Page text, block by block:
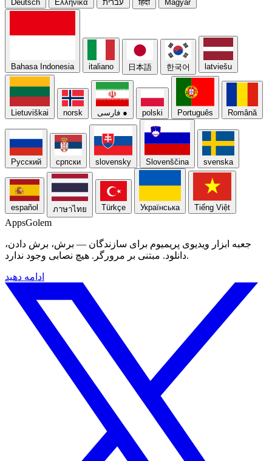
Deutsch Ελληνικά עברית हिंदी Magyar
Bahasa Indonesia italiano 日本語 한국어 latviešu
Lietuviškai norsk فارسی ● polski Português Română
Русский српски slovensky Slovenščina svenska
español ภาษาไทย Türkçe Українська Tiếng Việt
AppsGolem
جعبه ابزار ویدیوی پریمیوم برای سازندگان — برش، برش دادن،
دانلود. مبتنی بر مرورگر. هیچ نصابی وجود ندارد.
ادامه دهید